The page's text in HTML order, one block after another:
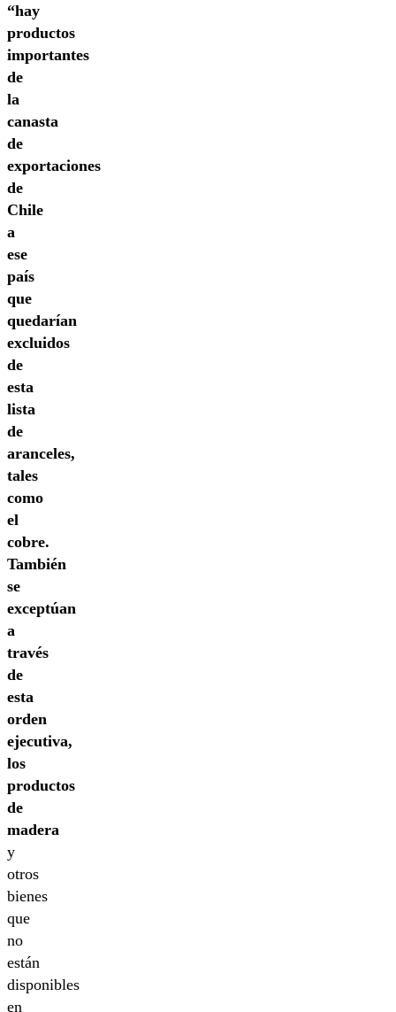
“hay
productos
importantes
de
la
canasta
de
exportaciones
de
Chile
a
ese
país
que
quedarían
excluidos
de
esta
lista
de
aranceles,
tales
como
el
cobre.
También
se
exceptúan
a
través
de
esta
orden
ejecutiva,
los
productos
de
madera
y
otros
bienes
que
no
están
disponibles
en